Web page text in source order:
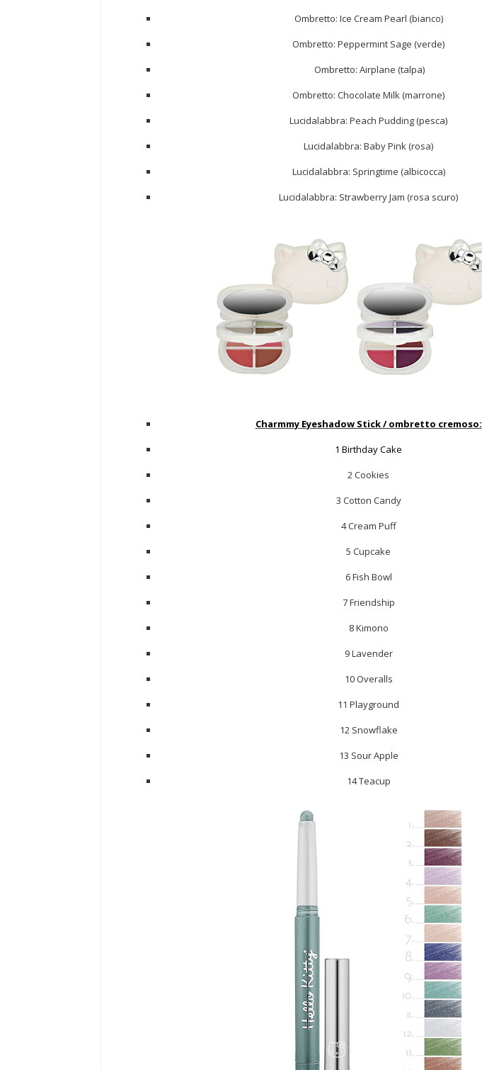
Ombretto: Ice Cream Pearl (bianco)
Ombretto: Peppermint Sage (verde)
Ombretto: Airplane (talpa)
Ombretto: Chocolate Milk (marrone)
Lucidalabbra: Peach Pudding (pesca)
Lucidalabbra: Baby Pink (rosa)
Lucidalabbra: Springtime (albicocca)
Lucidalabbra: Strawberry Jam (rosa scuro)
Charmmy Eyeshadow Stick / ombretto cremoso:
1 Birthday Cake
2 Cookies
3 Cotton Candy
4 Cream Puff
5 Cupcake
6 Fish Bowl
7 Friendship
8 Kimono
9 Lavender
10 Overalls
11 Playground
12 Snowflake
13 Sour Apple
14 Teacup